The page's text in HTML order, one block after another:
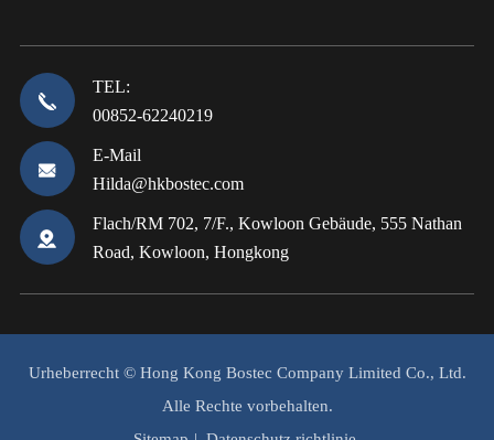
TEL:
00852-62240219
E-Mail
Hilda@hkbostec.com
Flach/RM 702, 7/F., Kowloon Gebäude, 555 Nathan
Road, Kowloon, Hongkong
Urheberrecht © Hong Kong Bostec Company Limited Co., Ltd.
Alle Rechte vorbehalten.